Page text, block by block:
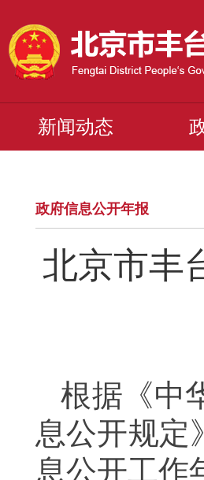
新闻动态
政府信息公开年报
北京市丰
根据《中
息公开规定
息公开工作